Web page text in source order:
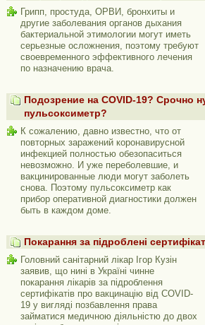
Грипп, простуда, ОРВИ, бронхиты и
другие заболевания органов дыхания
бактериальной этимологии могут иметь
серьезные осложнения, поэтому требуют
своевременного эффективного лечения
по назначению врача.
Подозрение на COVID-19? Срочно
пульсоксиметр?
К сожалению, давно известно, что от
повторных заражений коронавирусной
инфекцией полностью обезопаситься
невозможно. И уже переболевшие, и
вакцинированные люди могут заболеть
снова. Поэтому пульсоксиметр как
прибор оперативной диагностики должен
быть в каждом доме.
Покарання за підроблені
Головний санітарний лікар Ігор Кузін
заявив, що нині в Україні чинне
покарання лікарів за підроблення
сертифікатів про вакцинацію від COVID-
19 у вигляді позбавлення права
займатися медичною діяльністю до двох